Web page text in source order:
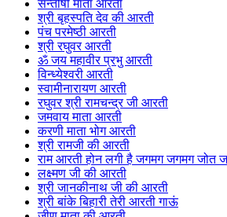
सन्तोषी माता आरती
श्री बृहस्पति देव की आरती
पंच परमेष्ठी आरती
श्री रघुवर आरती
ॐ जय महावीर प्रभु आरती
विन्ध्येश्वरी आरती
स्वामीनारायण आरती
रघुवर श्री रामचन्द्र जी आरती
जमवाय माता आरती
करणी माता भोग आरती
श्री रामजी की आरती
राम आरती होन लगी है जगमग जगमग जोत
लक्ष्मण जी की आरती
श्री जानकीनाथ जी की आरती
श्री बांके बिहारी तेरी आरती गाऊं